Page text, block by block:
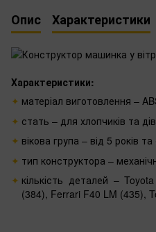
Опис Характеристики
Характеристики:
матеріал виготовлення –
стать – для хлопчиків та
вікова група – від 5 років
тип конструктора –
кількість деталей –
(384), Ferrari F40 LM (435),